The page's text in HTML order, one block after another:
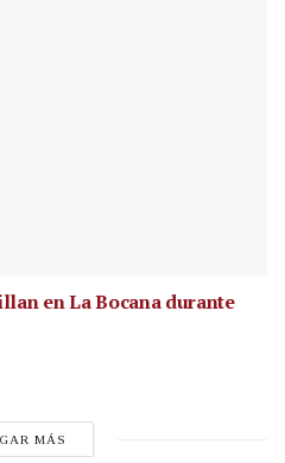
en La Bocana durante
MÁS